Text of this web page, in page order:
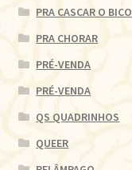
PRA CASCAR O BICO
PRA CHORAR
PRÉ-VENDA
PRÉ-VENDA
QS QUADRINHOS
QUEER